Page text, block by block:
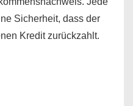
Sicherheit, dass der
Kredit zurückzahlt.